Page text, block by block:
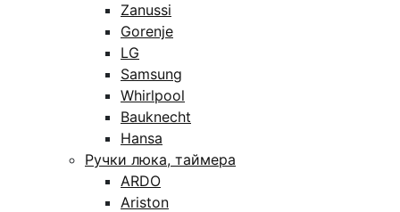
Zanussi
Gorenje
LG
Samsung
Whirlpool
Bauknecht
Hansa
Ручки люка, таймера
ARDO
Ariston